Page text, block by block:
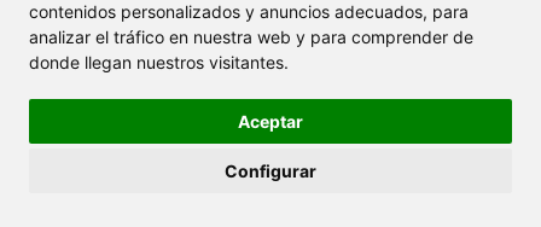
contenidos personalizados y anuncios adecuados, para
analizar el tráfico en nuestra web y para comprender de
donde llegan nuestros visitantes.
Aceptar
Configurar